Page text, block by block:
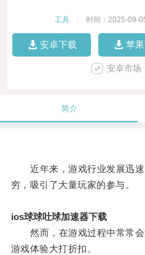
工具 时间：2025-09-
安卓下载 苹
安卓市场
简介
近年来，游戏行业发展迅速
穷，吸引了大量玩家的参与。
ios球球吐球加速器下载
然而，在游戏过程中常常会
游戏体验大打折扣。